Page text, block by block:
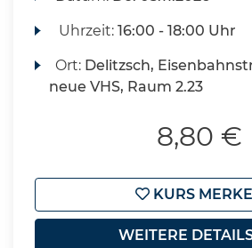
Uhrzeit:16:00 - 18:00 Uhr
Ort: Delitzsch,
neue VHS, Raum 2.23
8,80 €
KURS
WEITERE